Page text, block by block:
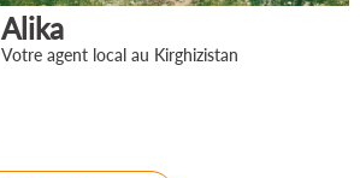
Alika
Votre agent local au Kirghizistan